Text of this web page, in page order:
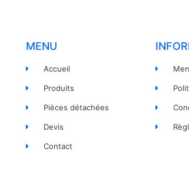
MENU
Accueil
Produits
Pièces détachées
Devis
Contact